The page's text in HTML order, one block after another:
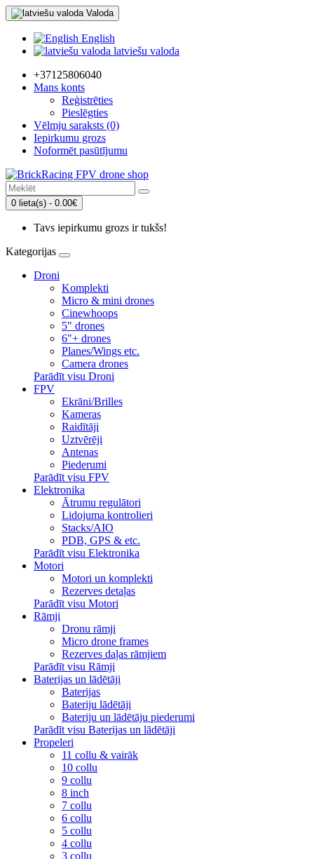
Valoda
English
latviešu valoda
+37125806040
Mans konts
Reģistrēties
Pieslēgties
Vēlmju saraksts (0)
Iepirkumu grozs
Noformēt pasūtījumu
0 lieta(s) - 0.00€
Tavs iepirkumu grozs ir tukšs!
Kategorijas
Droni
Komplekti
Micro & mini drones
Cinewhoops
5" drones
6"+ drones
Planes/Wings etc.
Camera drones
Parādīt visu Droni
FPV
Ekrāni/Brilles
Kameras
Raidītāji
Uztvērēji
Antenas
Piederumi
Parādīt visu FPV
Elektronika
Ātrumu regulātori
Lidojuma kontrolieri
Stacks/AIO
PDB, GPS & etc.
Parādīt visu Elektronika
Motori
Motori un komplekti
Rezerves detaļas
Parādīt visu Motori
Rāmji
Dronu rāmji
Micro drone frames
Rezerves daļas rāmjiem
Parādīt visu Rāmji
Baterijas un lādētāji
Baterijas
Bateriju lādētāji
Bateriju un lādētāju piederumi
Parādīt visu Baterijas un lādētāji
Propeleri
11 collu & vairāk
10 collu
9 collu
8 inch
7 collu
6 collu
5 collu
4 collu
3 collu